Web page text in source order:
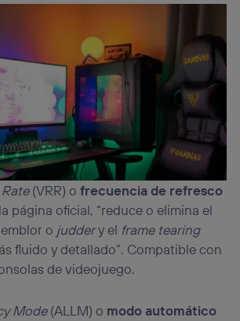
(VRR) ofrecuencia de refresco
página oficial, “reduce o elimina el
o juddery el frame tearing
fluido y detallado”. Compatible con
de videojuego.
Mode(ALLM) o modo automático